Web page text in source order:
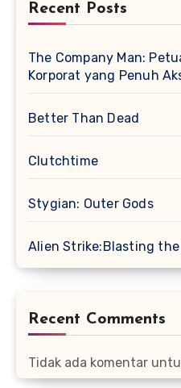
Recent Posts
The Company Man:
Korporat yang Penuh
Better Than Dead
Clutchtime
Stygian: Outer Gods
Alien Strike:Blasting
Recent Comments
Tidak ada komentar